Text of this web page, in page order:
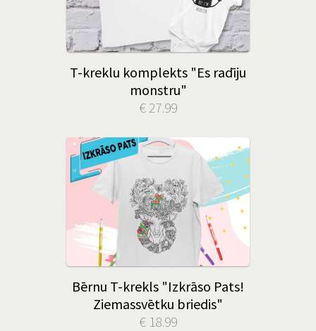
T-kreklu komplekts "Es radīju
monstru"
€ 27.99
Bērnu T-krekls "Izkrāso Pats!
Ziemassvētku briedis"
€ 18.99